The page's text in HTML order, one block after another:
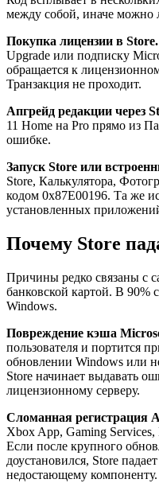
между собой, иначе можно
Покупка лицензии в Store.
Upgrade или подписку
обращается к
Транзакция не проходит.
Апгрейд редакции через
11 Home на Pro прямо из
ошибке.
Запуск Store или
Store, Калькулятора,
кодом 0x87E00196. Та же
установленных
Почему Store
Причины редко связаны с
банковской картой. В 90%
Windows.
Повреждение кэша
пользователя и портится
обновлении Windows или
Store начинает выдавать
лицензионному серверу.
Сломанная регистрация
Xbox App, Gaming
Если после крупного
доустановился, Store
недостающему компоненту.